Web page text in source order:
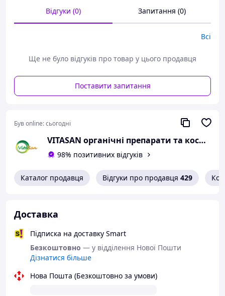
видовищних закладах, на всіх видах пасажирського і
вантажного транспорту, а також в інших місцях в
Склад:спирт ізопропіловий- 75%, гліцерин, екстракт
Спосіб застосування:зняти захисний ковпачок,
розпилювач піднести до необхідної поверхні
дисперсному стані. Разова доза становить 0,13 мл.
Застосовувати за необхідністю.
Для зовнішнього застосування. Не містить барвників,
домішок, шкідливих речовин для здоров'я людини та
Відгуки (0) Запитання (0)
Всі
Ще не було відгуків про товар у цього продавця
Поставити запитання
Був online:сьогодні
VITASAN органічні препарати та косметика для здоров'я
98% позитивних відгуків
Каталог продавця Відгуки про продавця 429
Доставка
Підписка на доставку Smart
Безкоштовно — у відділення Нової Пошти
Дізнатися більше
Нова Пошта (Безкоштовно за умови)